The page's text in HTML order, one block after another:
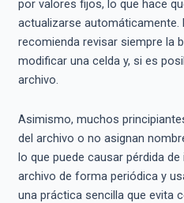
por valores fijos, lo que hace
actualizarse automáticamente.
recomienda revisar siempre la
modificar una celda y, si es
archivo.
Asimismo, muchos
del archivo o no asignan
lo que puede causar pérdida
archivo de forma periódica y
una práctica sencilla que evita